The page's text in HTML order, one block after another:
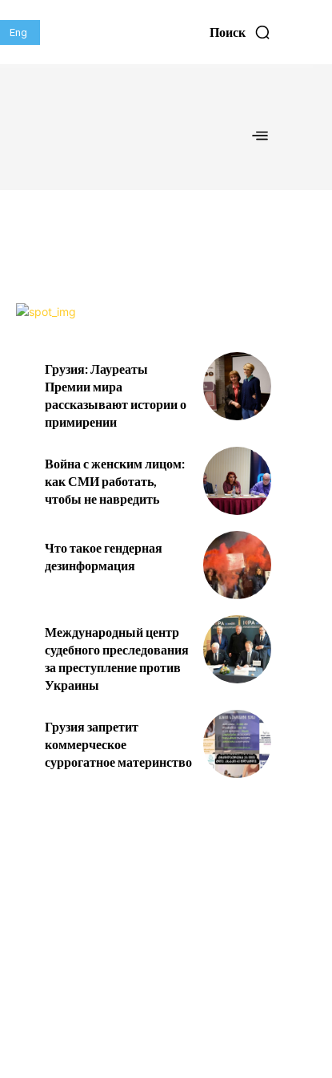
Eng Поиск
Грузия: Лауреаты
Премии мира
рассказывают истории о
примирении
Война с женским лицом:
как СМИ работать,
чтобы не навредить
Что такое гендерная
дезинформация
Международный центр
судебного преследования
за преступление против
Украины
Грузия запретит
коммерческое
суррогатное материнство